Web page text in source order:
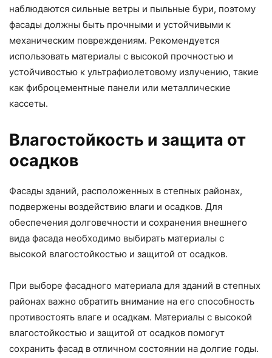
наблюдаются сильные ветры и пыльные бури, поэтому
фасады должны быть прочными и устойчивыми к
механическим повреждениям. Рекомендуется
использовать материалы с высокой прочностью и
устойчивостью к ультрафиолетовому излучению, такие
как фиброцементные панели или металлические
кассеты.
Влагостойкость и защита от
осадков
Фасады зданий, расположенных в степных районах,
подвержены воздействию влаги и осадков. Для
обеспечения долговечности и сохранения внешнего
вида фасада необходимо выбирать материалы с
высокой влагостойкостью и защитой от осадков.
При выборе фасадного материала для зданий в степных
районах важно обратить внимание на его способность
противостоять влаге и осадкам. Материалы с высокой
влагостойкостью и защитой от осадков помогут
сохранить фасад в отличном состоянии на долгие годы.